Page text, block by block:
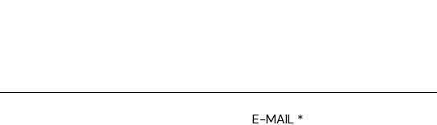
E-MAIL *